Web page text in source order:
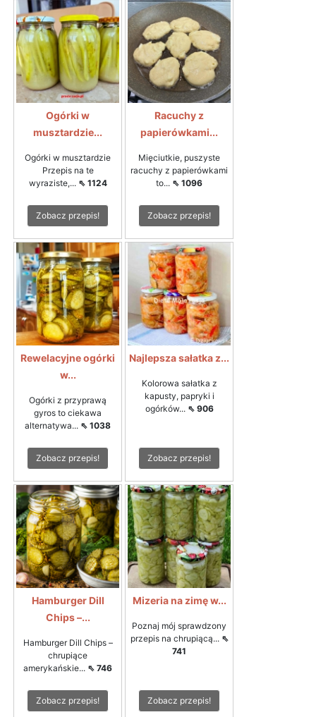
Ogórki w
musztardzie...
Ogórki w musztardzie
Przepis na te
wyraziste,... ⇖ 1124
Zobacz przepis!
Racuchy z
papierówkami...
Mięciutkie, puszyste
racuchy z papierówkami
to... ⇖ 1096
Zobacz przepis!
Rewelacyjne ogórki
w...
Ogórki z przyprawą
gyros to ciekawa
alternatywa... ⇖ 1038
Zobacz przepis!
Najlepsza sałatka z...
Kolorowa sałatka z
kapusty, papryki i
ogórków... ⇖ 906
Zobacz przepis!
Hamburger Dill
Chips –...
Hamburger Dill Chips –
chrupiące
amerykańskie... ⇖ 746
Zobacz przepis!
Mizeria na zimę w...
Poznaj mój sprawdzony
przepis na chrupiącą... ⇖
741
Zobacz przepis!